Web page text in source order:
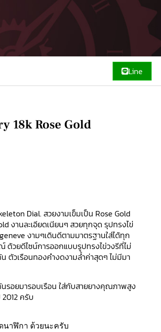
Line
18k Rose Gold
Dial. สวยงามเข็มเป็น Rose Gold
งานละเอียดเนียนๆ สวยทุกจุด รุปทรงไข่
งามๆเดินดีตามมาตรฐานใส่ได้ทุก
วยดีไซน์การออกแบบรูปทรงไข่วงรีที่ไม่
ตัวเรือนทองคำงดงามล้ำค่าสุดๆ ไม่มีมา
อยมารอบเรือน ใส่กับสายยางคุณภาพสูง
ครับ
นาฬิกา ด้วยนะครับ